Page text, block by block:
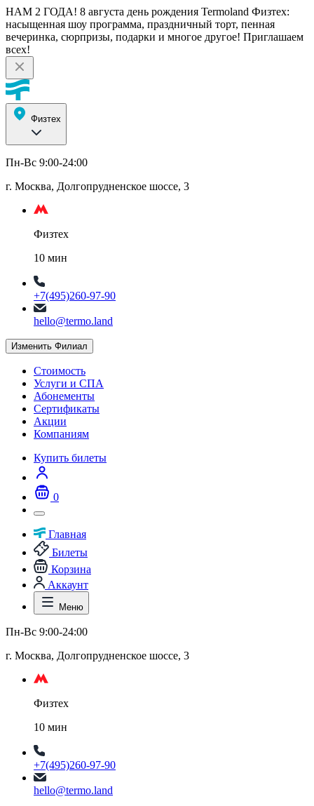
НАМ 2 ГОДА! 8 августа день рождения Termoland Физтех:
насыщенная шоу программа, праздничный торт, пенная
вечеринка, сюрпризы, подарки и многое другое! Приглашаем
всех!
Физтех
Пн-Вс 9:00-24:00
г. Москва, Долгопрудненское шоссе, 3
Физтех
10 мин
+7(495)260-97-90
hello@termo.land
Изменить Филиал
Стоимость
Услуги и СПА
Абонементы
Сертификаты
Акции
Компаниям
Купить билеты
0
Главная
Билеты
Корзина
Аккаунт
Меню
Пн-Вс 9:00-24:00
г. Москва, Долгопрудненское шоссе, 3
Физтех
10 мин
+7(495)260-97-90
hello@termo.land